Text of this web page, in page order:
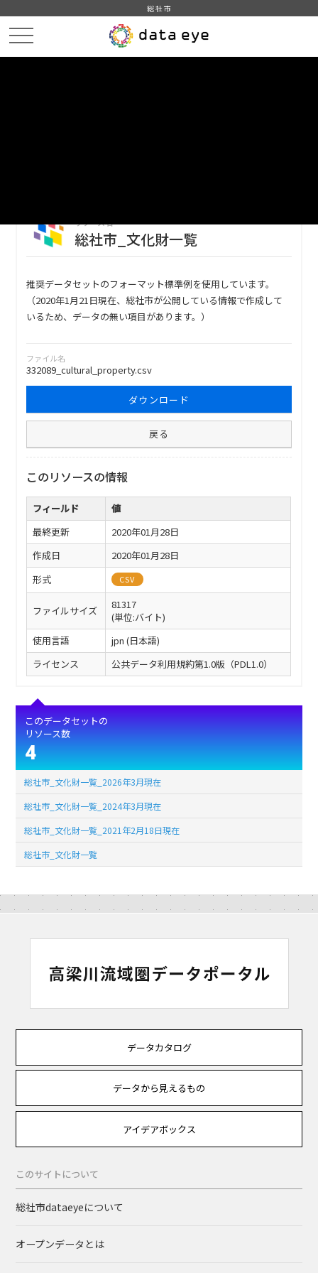
総社市
リソース名
総社市_文化財一覧
推奨データセットのフォーマット標準例を使用しています。
（2020年1月21日現在、総社市が公開している情報で作成して
いるため、データの無い項目があります。）
ファイル名
332089_cultural_property.csv
ダウンロード
戻る
このリソースの情報
フィールド
値
最終更新
2020年01月28日
作成日
2020年01月28日
形式
CSV
ファイルサイズ
81317
(単位:バイト)
使用言語
jpn (日本語)
ライセンス
公共データ利用規約第1.0版（PDL1.0）
このデータセットの
リソース数
4
総社市_文化財一覧_2026年3月現在
総社市_文化財一覧_2024年3月現在
総社市_文化財一覧_2021年2月18日現在
総社市_文化財一覧
データカタログ
データから見えるもの
アイデアボックス
このサイトについて
総社市dataeyeについて
オープンデータとは